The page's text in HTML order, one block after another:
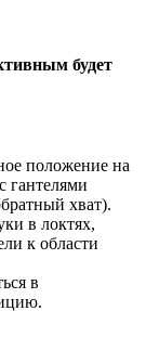
будет
положение на
гантелями
хват).
в локтях,
к области
в